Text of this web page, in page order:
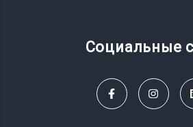
Социальные